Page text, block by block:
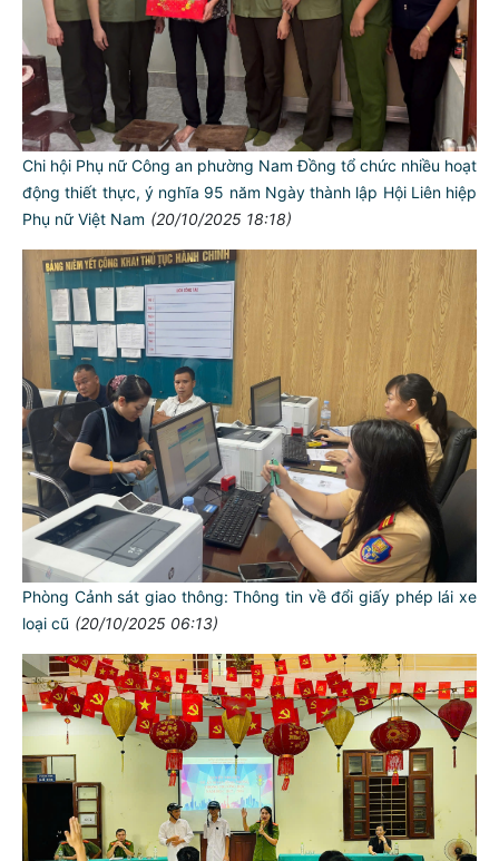
Chi hội Phụ nữ Công an phường Nam Đồng tổ chức nhiều hoạt
động thiết thực, ý nghĩa 95 năm Ngày thành lập Hội Liên hiệp
Phụ nữ Việt Nam (20/10/2025 18:18)
Phòng Cảnh sát giao thông: Thông tin về đổi giấy phép lái xe
loại cũ (20/10/2025 06:13)